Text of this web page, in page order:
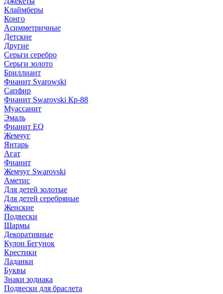
Клаймберы
Конго
Асимметричные
Детские
Другие
Серьги серебро
Серьги золото
Бриллиант
Фианит Svarowski
Сапфир
Фианит Swarovski Кр-88
Муассанит
Эмаль
Фианит EQ
Жемчуг
Янтарь
Агат
Фианит
Жемчуг Swarovski
Аметис
Для детей золотые
Для детей серебряные
Женские
Подвески
Шармы
Декоративные
Кулон Бегунок
Крестики
Ладанки
Буквы
Знаки зодиака
Подвески для браслета